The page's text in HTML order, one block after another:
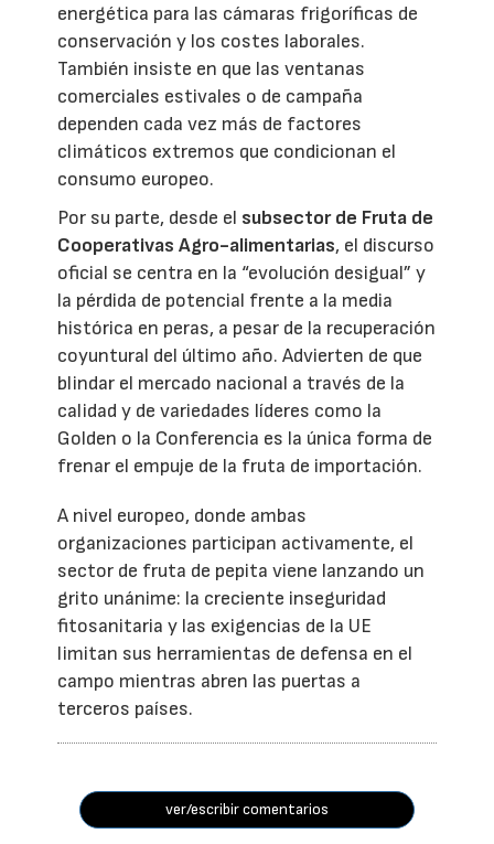
energética para las cámaras frigoríficas de
conservación y los costes laborales.
También insiste en que las ventanas
comerciales estivales o de campaña
dependen cada vez más de factores
climáticos extremos que condicionan el
consumo europeo.
Por su parte, desde el subsector de Fruta de
Cooperativas Agro-alimentarias, el discurso
oficial se centra en la “evolución desigual” y
la pérdida de potencial frente a la media
histórica en peras, a pesar de la recuperación
coyuntural del último año. Advierten de que
blindar el mercado nacional a través de la
calidad y de variedades líderes como la
Golden o la Conferencia es la única forma de
frenar el empuje de la fruta de importación.
A nivel europeo, donde ambas
organizaciones participan activamente, el
sector de fruta de pepita viene lanzando un
grito unánime: la creciente inseguridad
fitosanitaria y las exigencias de la UE
limitan sus herramientas de defensa en el
campo mientras abren las puertas a
terceros países.
ver/escribir comentarios